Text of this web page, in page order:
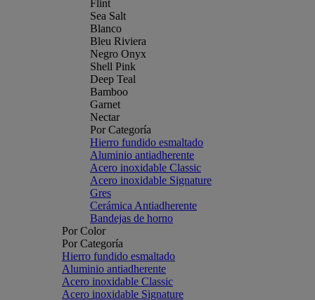
Flint
Sea Salt
Blanco
Bleu Riviera
Negro Onyx
Shell Pink
Deep Teal
Bamboo
Garnet
Nectar
Por Categoría
Hierro fundido esmaltado
Aluminio antiadherente
Acero inoxidable Classic
Acero inoxidable Signature
Gres
Cerámica Antiadherente
Bandejas de horno
Por Color
Por Categoría
Hierro fundido esmaltado
Aluminio antiadherente
Acero inoxidable Classic
Acero inoxidable Signature